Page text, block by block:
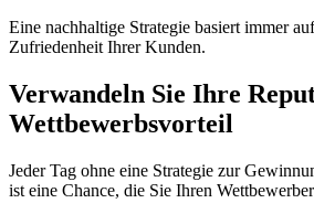
Eine nachhaltige Strategie basiert immer
Zufriedenheit Ihrer Kunden.
Verwandeln Sie Ihre
Wettbewerbsvorteil
Jeder Tag ohne eine Strategie zur
ist eine Chance, die Sie Ihren